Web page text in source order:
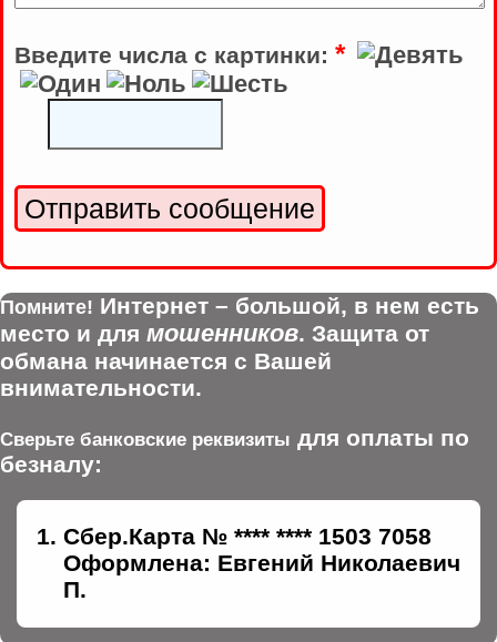
Введите числа с картинки: *
Помните! Интернет – большой, в нем есть
место и для мошенников. Защита от
обмана начинается с Вашей
внимательности.
Сверьте банковские реквизиты для оплаты по
безналу:
Сбер.Карта № **** **** 1503 7058
Оформлена: Евгений Николаевич
П.